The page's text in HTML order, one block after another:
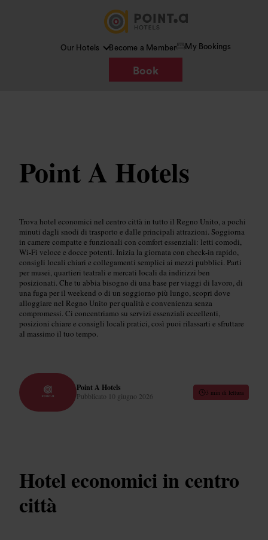
Our Hotels Become a Member My Bookings
Book
Point A Hotels
Trova hotel economici nel centro città in tutto il Regno Unito, a pochi
minuti dagli snodi di trasporto e dalle principali attrazioni. Soggiorna
in camere compatte e funzionali con comfort essenziali: letti comodi,
Wi-Fi veloce e docce potenti. Inizia la giornata con check-in rapido,
consigli locali chiari e collegamenti semplici ai mezzi pubblici. Parti
per musei, quartieri teatrali e mercati locali da indirizzi ben
posizionati. Che tu abbia bisogno di una base per viaggi di lavoro, di
una fuga per il weekend o di un soggiorno più lungo, scopri dove
alloggiare nel Regno Unito per qualità e convenienza senza
compromessi. Ci concentriamo su servizi essenziali eccellenti,
posizioni chiare e consigli locali pratici, così puoi rilassarti e sfruttare
al massimo il tuo tempo.
Point A Hotels
Pubblicato 10 giugno 2026 3 min di lettura
Hotel economici in centro
città